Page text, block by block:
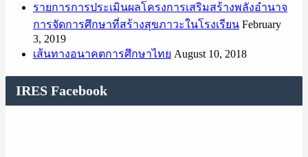
รายการการประเมินผลโครงการเสริมสร้างพลังอำนาจ
การจัดการศึกษาที่สร้างสุขภาวะในโรงเรียน February
3, 2019
เส้นทางอนาคตการศึกษาไทย August 10, 2018
IRES Facebook